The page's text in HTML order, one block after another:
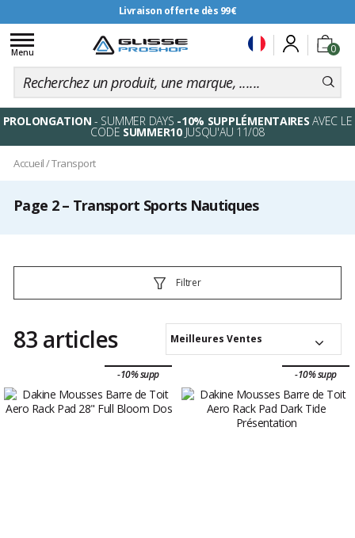
Livraison offerte dès 99€
0
Toggle
navigation
Menu
PROLONGATION - SUMMER DAYS -10% SUPPLÉMENTAIRES AVEC LE
CODE SUMMER10JUSQU'AU 11/08
Accueil/Transport
Page 2 – Transport Sports Nautiques
Filtrer
83 articles Meilleures Ventes
-10% supp -10% supp